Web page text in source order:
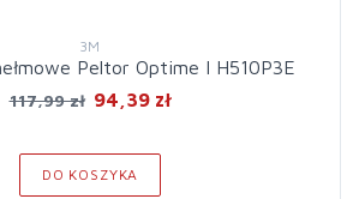
3M
Peltor Optime I H510P3E
117,99 zł 94,39 zł
DO KOSZYKA